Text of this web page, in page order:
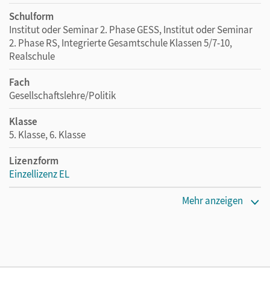
Schulform
Institut oder Seminar 2. Phase GESS, Institut oder Seminar
2. Phase RS, Integrierte Gesamtschule Klassen 5/7-10,
Realschule
Fach
Gesellschaftslehre/Politik
Klasse
5. Klasse, 6. Klasse
Lizenzform
Einzellizenz EL
Mehr anzeigen